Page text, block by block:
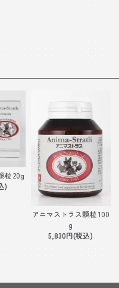
粒 20g
)
アニマストラス顆粒 100
g
5,830円(税込)